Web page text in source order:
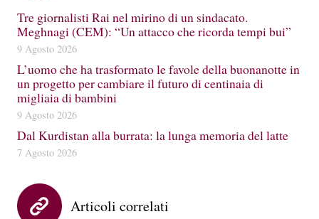
Tre giornalisti Rai nel mirino di un sindacato.
Meghnagi (CEM): “Un attacco che ricorda tempi bui”
9 Agosto 2026
L’uomo che ha trasformato le favole della buonanotte in
un progetto per cambiare il futuro di centinaia di
migliaia di bambini
9 Agosto 2026
Dal Kurdistan alla burrata: la lunga memoria del latte
7 Agosto 2026
Articoli correlati